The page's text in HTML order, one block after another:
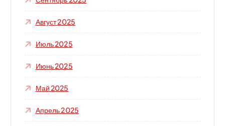
Август 2025
Июль 2025
Июнь 2025
Май 2025
Апрель 2025